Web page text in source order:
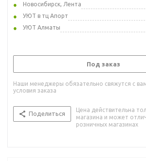
Новосибирск, Лента
УЮТ в тц Апорт
УЮТ Алматы
Под заказ
Наши менеджеры обязательно свяжутся с
условия заказа
Поделиться
Цена действительна
магазина и может
розничных магазинах